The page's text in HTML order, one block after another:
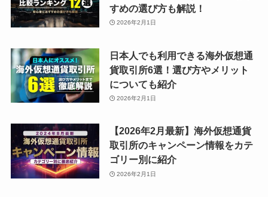
すめの選び方も解説！
2026年2月1日
日本人でも利用できる海外仮想通
貨取引所6選！選び方やメリット
についても紹介
2026年2月1日
【2026年2月最新】海外仮想通貨
取引所のキャンペーン情報をカテ
ゴリー別に紹介
2026年2月1日